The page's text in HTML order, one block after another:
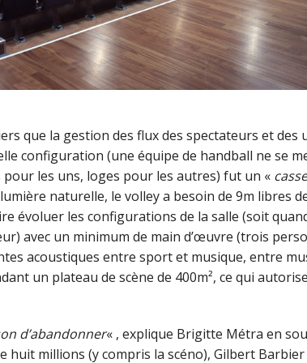
que la gestion des flux des spectateurs et des
configuration (une équipe de handball ne se
les uns, loges pour les autres) fut un «
naturelle, le volley a besoin de 9m libres
évoluer les configurations de la salle (soit
avec un minimum de main d’œuvre (trois
acoustiques entre sport et musique, entre
un plateau de scène de 400m², ce qui
d’abandonner« , explique Brigitte Métra en
huit millions (y compris la scéno), Gilbert